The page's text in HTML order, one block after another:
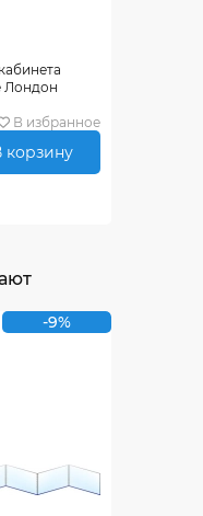
Лондон
В избранное
корзину
-9%